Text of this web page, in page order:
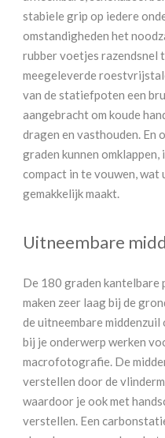
stabiele grip op iedere
omstandigheden het
rubber voetjes razendsnel
meegeleverde
van de statiefpoten een
aangebracht om koude
dragen en vasthouden.
graden kunnen
compact in te vouwen,
gemakkelijk maakt.
Uitneembare
De 180 graden
maken zeer laag bij de
de uitneembare
bij je onderwerp werken
macrofotografie. De
verstellen door de
waardoor je ook met
verstellen. Een